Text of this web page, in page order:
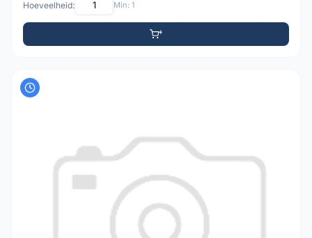
Hoeveelheid: Min: 1